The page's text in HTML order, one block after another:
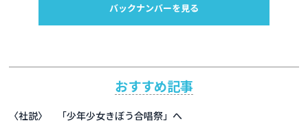
バックナンバーを見る
おすすめ記事
〈社説〉 「少年少女きぼう合唱祭」へ